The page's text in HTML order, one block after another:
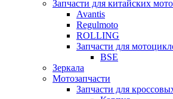
Запчасти для китайских
Avantis
Regulmoto
ROLLING
Запчасти для
BSE
Зеркала
Мотозапчасти
Запчасти для